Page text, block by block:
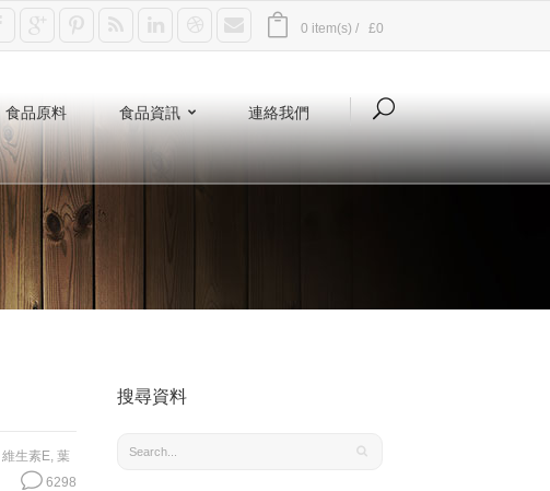
0 item(s) / £0
食品原料 食品資訊 連絡我們
維生素E, 葉
6298
搜尋資料